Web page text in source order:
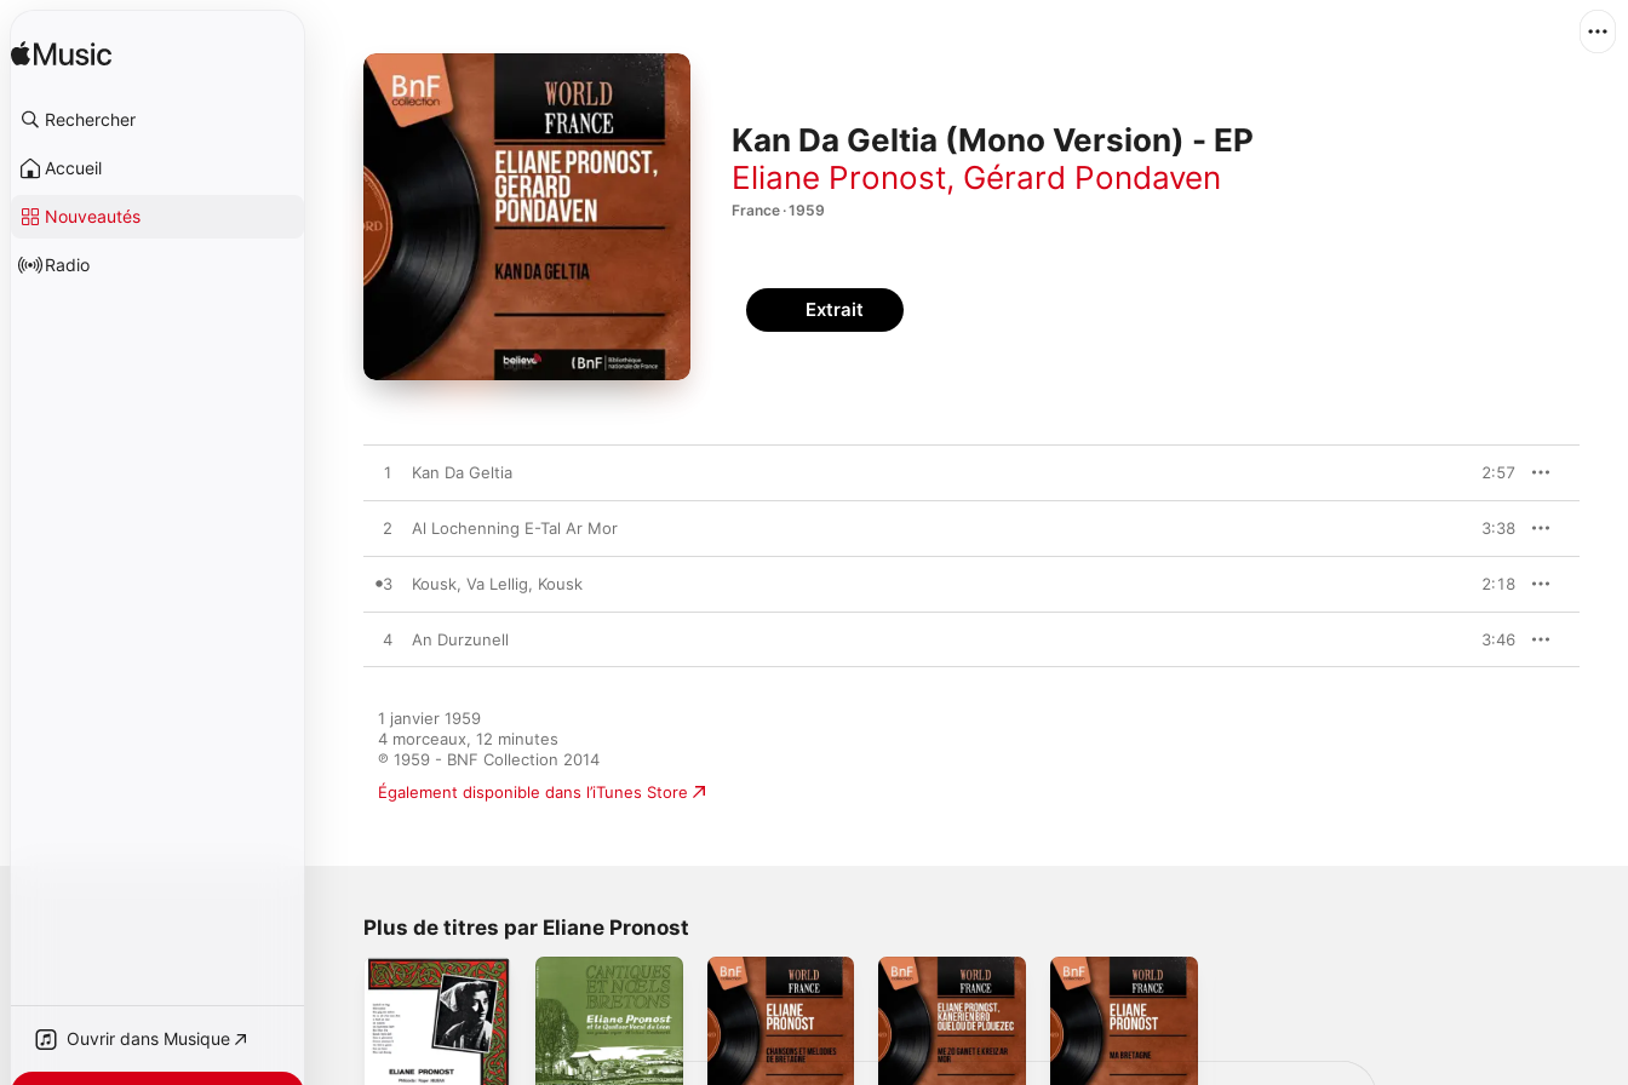
Rechercher
Accueil
Nouveautés
Radio
Ouvrir dans Musique
Kan Da Geltia (Mono Version) - EP
Eliane Pronost, Gérard Pondaven
France · 1959
Extrait
1 Kan Da Geltia 2:57
2 Al Lochenning E-Tal Ar Mor 3:38
3 Kousk, Va Lellig, Kousk 2:18
4 An Durzunell 3:46
1 janvier 1959
4 morceaux, 12 minutes
℗ 1959 - BNF Collection 2014
Également disponible dans l’iTunes Store
Plus de titres par Eliane Pronost